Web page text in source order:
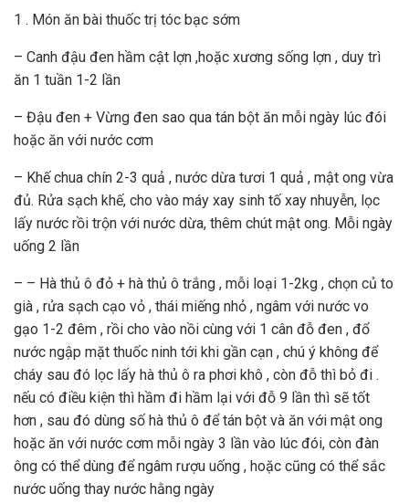
1 . Món ăn bài thuốc trị tóc bạc sớm
– Canh đậu đen hầm cật lợn ,hoặc xương sống lợn , duy trì
ăn 1 tuần 1-2 lần
– Đậu đen + Vừng đen sao qua tán bột ăn mỗi ngày lúc đói
hoặc ăn với nước cơm
– Khế chua chín 2-3 quả , nước dừa tươi 1 quả , mật ong vừa
đủ. Rửa sạch khế, cho vào máy xay sinh tố xay nhuyễn, lọc
lấy nước rồi trộn với nước dừa, thêm chút mật ong. Mỗi ngày
uống 2 lần
– – Hà thủ ô đỏ + hà thủ ô trắng , mỗi loại 1-2kg , chọn củ to
già , rửa sạch cạo vỏ , thái miếng nhỏ , ngâm với nước vo
gạo 1-2 đêm , rồi cho vào nồi cùng với 1 cân đỗ đen , đổ
nước ngập mặt thuốc ninh tới khi gần cạn , chú ý không để
cháy sau đó lọc lấy hà thủ ô ra phơi khô , còn đỗ thì bỏ đi .
nếu có điều kiện thì hầm đi hầm lại với đỗ 9 lần thì sẽ tốt
hơn , sau đó dùng số hà thủ ô để tán bột và ăn với mật ong
hoặc ăn với nước cơm mỗi ngày 3 lần vào lúc đói, còn đàn
ông có thể dùng để ngâm rượu uống , hoặc cũng có thể sắc
nước uống thay nước hằng ngày